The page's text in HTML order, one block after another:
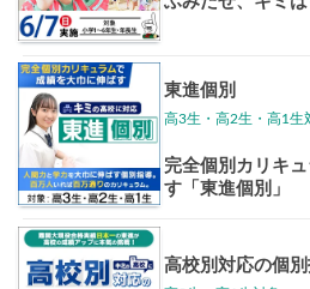
志作文コンクール
情報